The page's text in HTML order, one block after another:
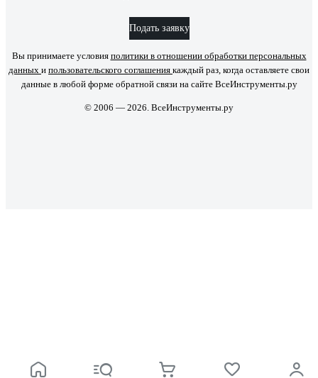
Подать заявку
Вы принимаете условия политики в отношении обработки персональных
данных и пользовательского соглашения каждый раз, когда оставляете свои
данные в любой форме обратной связи на сайте ВсеИнструменты.ру
© 2006 — 2026. ВсеИнструменты.ру